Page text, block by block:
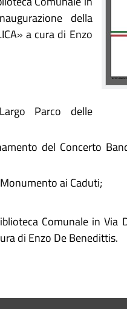
della
a cura di Enzo
Parco delle
del Concerto
ai Caduti;
Comunale in
di Enzo De Benedittis.